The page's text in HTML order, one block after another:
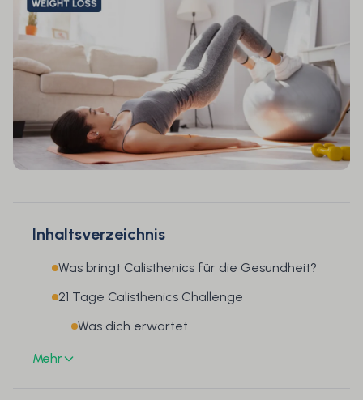
Inhaltsverzeichnis
Was bringt Calisthenics für die Gesundheit?
21 Tage Calisthenics Challenge
Was dich erwartet
Mehr